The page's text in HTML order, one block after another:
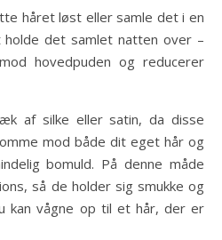
håret løst eller samle det i en
det samlet natten over –
hovedpuden og reducerer
af silke eller satin, da disse
mod både dit eget hår og
bomuld. På denne måde
så de holder sig smukke og
kan vågne op til et hår, der er